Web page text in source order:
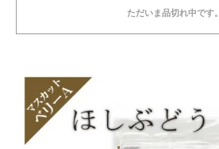
ただいま品切れ中です。